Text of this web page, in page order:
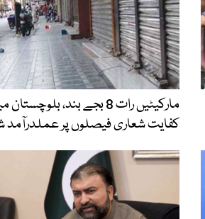
مارکیٹیں رات 8 بجے بند،
کفایت شعاری فیصلوں پر عملدرآمد